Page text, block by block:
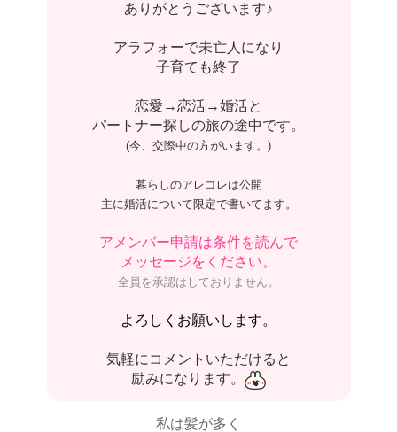
ありがとうございます♪
アラフォーで未亡人になり
子育ても終了
恋愛→恋活→婚活と
パートナー探しの旅の途中です。
(今、交際中の方がいます。)
暮らしのアレコレは公開
主に婚活について限定で書いてます。
アメンバー申請は条件を読んで
メッセージをください。
全員を承認はしておりません。
よろしくお願いします。
気軽にコメントいただけると
励みになります。
私は髪が多く